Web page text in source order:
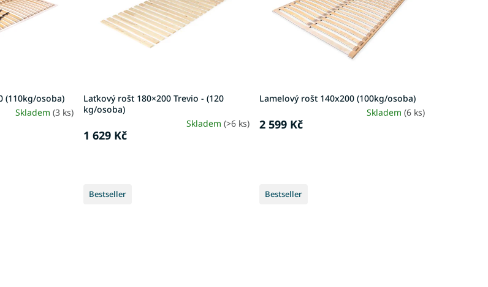
(110kg/osoba)
Skladem(3 ks)
Laťkový rošt 180×200 Trevio - (120
kg/osoba)
Skladem (>6 ks)
1 629 Kč
Lamelový rošt 140x200 (100kg/osoba)
Skladem (6 ks)
2 599 Kč
Bestseller Bestseller